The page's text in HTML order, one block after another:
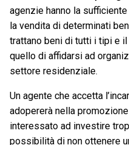
agenzie hanno la
la vendita di determinati
trattano beni di tutti i tipi e
quello di affidarsi ad
settore residenziale.
Un agente che accetta
adopererà nella
interessato ad investire
possibilità di non ottenere